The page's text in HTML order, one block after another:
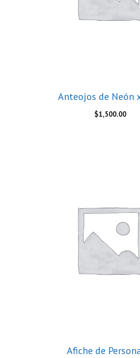
Anteojos de Neón
$1,500.00
Afiche de